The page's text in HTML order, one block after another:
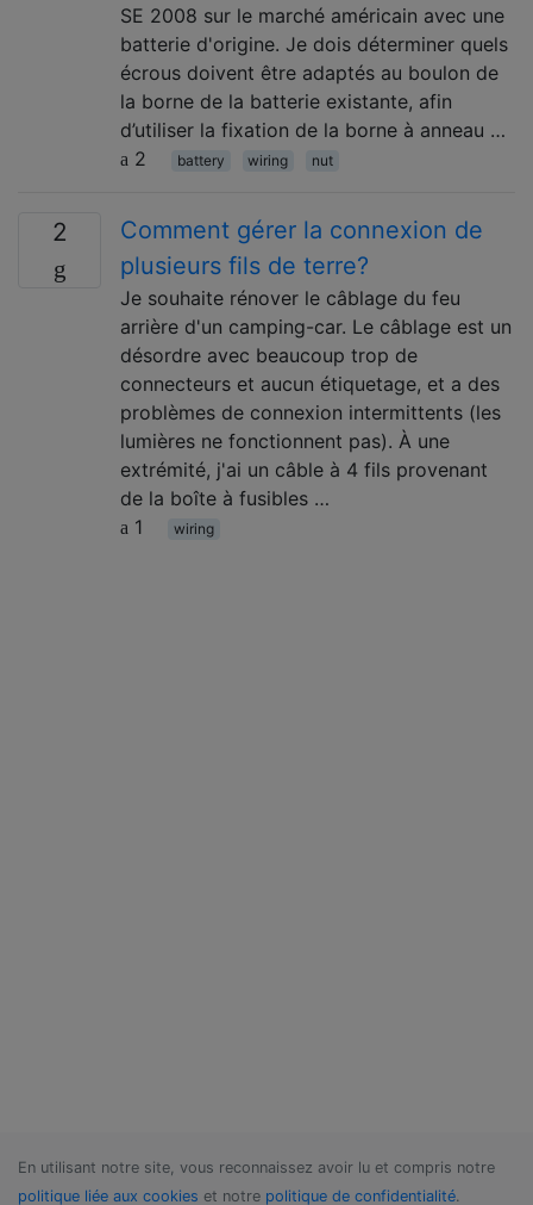
SE 2008 sur le marché américain avec une
batterie d'origine. Je dois déterminer quels
écrous doivent être adaptés au boulon de
la borne de la batterie existante, afin
d’utiliser la fixation de la borne à anneau …
2
battery wiring nut
2
Comment gérer la connexion de
plusieurs fils de terre?
Je souhaite rénover le câblage du feu
arrière d'un camping-car. Le câblage est un
désordre avec beaucoup trop de
connecteurs et aucun étiquetage, et a des
problèmes de connexion intermittents (les
lumières ne fonctionnent pas). À une
extrémité, j'ai un câble à 4 fils provenant
de la boîte à fusibles …
1
wiring
En utilisant notre site, vous reconnaissez avoir lu et compris notre
politique liée aux cookies et notre politique de confidentialité.